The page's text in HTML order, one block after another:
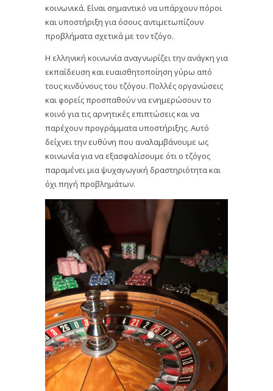
κοινωνικά. Είναι σημαντικό να υπάρχουν πόροι
και υποστήριξη για όσους αντιμετωπίζουν
προβλήματα σχετικά με τον τζόγο.
Η ελληνική κοινωνία αναγνωρίζει την ανάγκη για
εκπαίδευση και ευαισθητοποίηση γύρω από
τους κινδύνους του τζόγου. Πολλές οργανώσεις
και φορείς προσπαθούν να ενημερώσουν το
κοινό για τις αρνητικές επιπτώσεις και να
παρέχουν προγράμματα υποστήριξης. Αυτό
δείχνει την ευθύνη που αναλαμβάνουμε ως
κοινωνία για να εξασφαλίσουμε ότι ο τζόγος
παραμένει μια ψυχαγωγική δραστηριότητα και
όχι πηγή προβλημάτων.